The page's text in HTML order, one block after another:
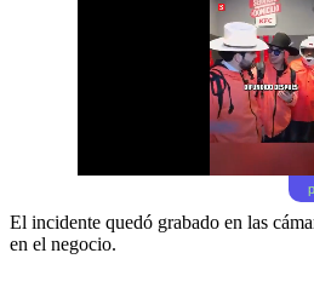
El incidente quedó grabado en las
en el negocio.